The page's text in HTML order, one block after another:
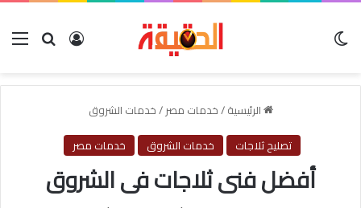
بحث عنتسجيل
الرئيسية/خدمات مصر/خدمات الشروق
تصليح ثلاجات
خدمات الشروق خدمات مصر
أفضل فنى ثلاجات فى الشروق